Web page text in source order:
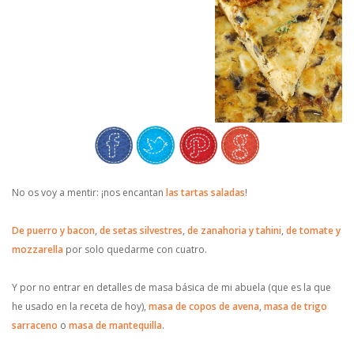
No os voy a mentir: ¡nos encantan las tartas saladas!
De puerro y bacon, de setas silvestres, de zanahoria y tahini, de tomate y
mozzarella por solo quedarme con cuatro.
Y por no entrar en detalles de masa básica de mi abuela (que es la que
he usado en la receta de hoy), masa de copos de avena, masa de trigo
sarraceno o masa de mantequilla.